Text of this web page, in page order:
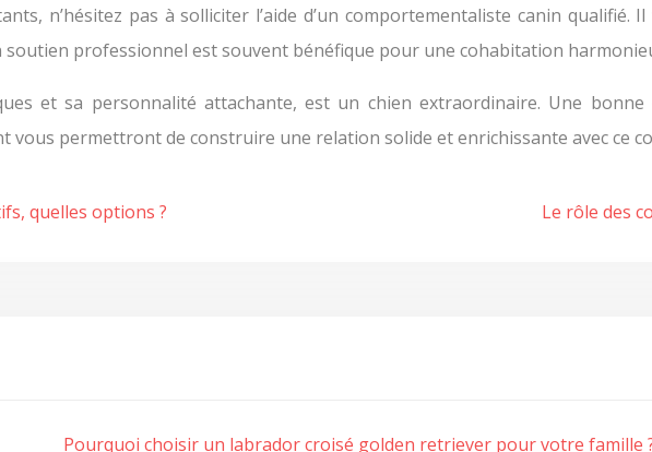
n’hésitez pas à solliciter l’aide d’un comportementaliste canin qualifié.
professionnel est souvent bénéfique pour une cohabitation
et sa personnalité attachante, est un chien extraordinaire. Une
permettront de construire une relation solide et enrichissante avec ce
quelles options ? Le rôle des
Pourquoi choisir un labrador croisé golden retriever pour votre famille